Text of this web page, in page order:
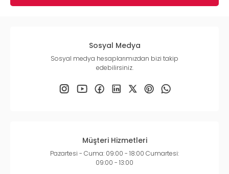
Sosyal Medya
Sosyal medya hesaplarımızdan bizi takip
edebilirsiniz.
Müşteri Hizmetleri
Pazartesi - Cuma: 09:00 - 18:00 Cumartesi:
09:00 - 13:00